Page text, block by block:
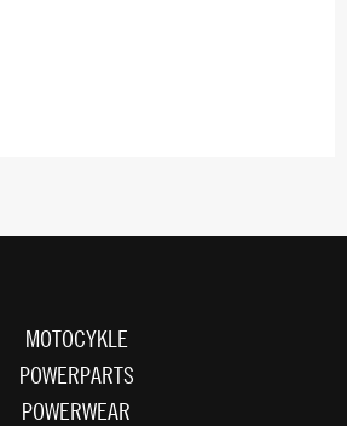
MOTOCYKLE
POWERPARTS
POWERWEAR